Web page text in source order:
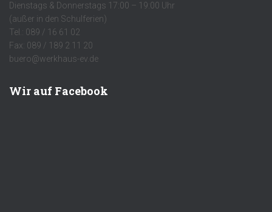
Dienstags & Donnerstags 17:00 – 19:00 Uhr
(außer in den Schulferien)
Tel.: 089 / 16 61 02
Fax: 089 / 189 2 11 20
buero@werkhaus-ev.de
Wir auf Facebook